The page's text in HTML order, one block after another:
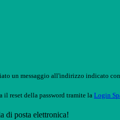
un messaggio all'indirizzo indicato
il reset della password tramite la Login
di posta elettronica!